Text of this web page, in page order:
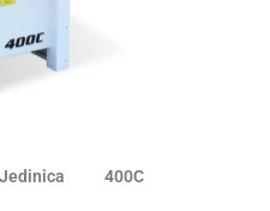
Jedinica 400C